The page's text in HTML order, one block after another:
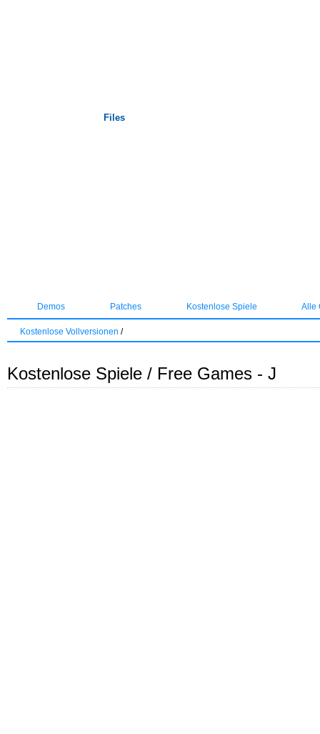
Files
Demos Patches Kostenlose Spiele Alle
Kostenlose Vollversionen /
Kostenlose Spiele / Free Games - J